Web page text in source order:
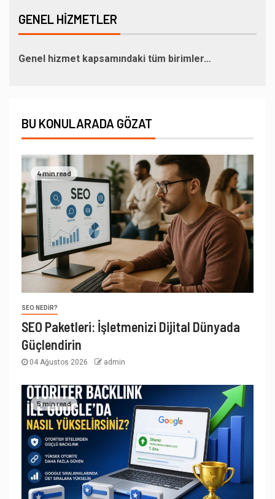
GENEL HIZMETLER
Genel hizmet kapsamındaki tüm birimler…
BU KONULARADA GÖZAT
4 min read
SEO NEDIR?
SEO Paketleri: İşletmenizi Dijital Dünyada
Güçlendirin
04 Ağustos 2026 admin
5 min read